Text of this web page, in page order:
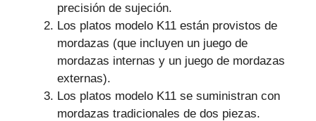
precisión de sujeción.
Los platos modelo K11 están provistos de
mordazas (que incluyen un juego de
mordazas internas y un juego de mordazas
externas).
Los platos modelo K11 se suministran con
mordazas tradicionales de dos piezas.